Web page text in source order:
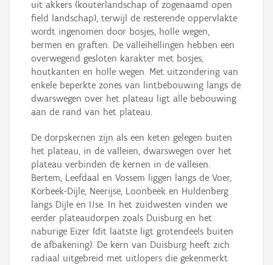
uit akkers (kouterlandschap of zogenaamd open
field landschap), terwijl de resterende oppervlakte
wordt ingenomen door bosjes, holle wegen,
bermen en graften. De valleihellingen hebben een
overwegend gesloten karakter met bosjes,
houtkanten en holle wegen. Met uitzondering van
enkele beperkte zones van lintbebouwing langs de
dwarswegen over het plateau ligt alle bebouwing
aan de rand van het plateau.
De dorpskernen zijn als een keten gelegen buiten
het plateau, in de valleien, dwarswegen over het
plateau verbinden de kernen in de valleien.
Bertem, Leefdaal en Vossem liggen langs de Voer,
Korbeek-Dijle, Neerijse, Loonbeek en Huldenberg
langs Dijle en IJse. In het zuidwesten vinden we
eerder plateaudorpen zoals Duisburg en het
naburige Eizer (dit laatste ligt grotendeels buiten
de afbakening). De kern van Duisburg heeft zich
radiaal uitgebreid met uitlopers die gekenmerkt